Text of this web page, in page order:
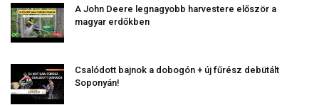
A John Deere legnagyobb harvestere először a
magyar erdőkben
Csalódott bajnok a dobogón + új fűrész debütált
Soponyán!